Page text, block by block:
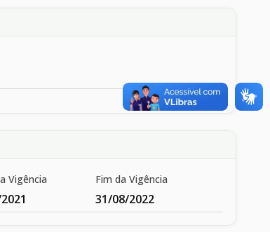
Vigência Fim da Vigência
31/08/2022